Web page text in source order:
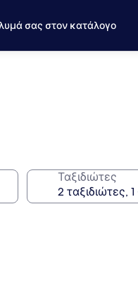
σας στον κατάλογο
Ταξιδιώτες